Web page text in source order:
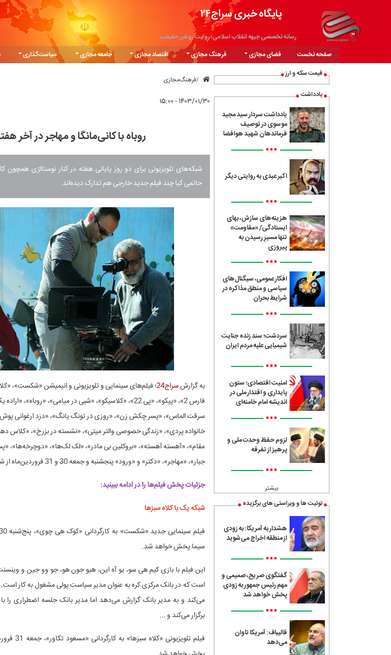
پایگاه خبری سراج۲۴
رسانه تخصصی جبهه انقلاب اسلامی؛ روایت روشن حقیقت
صفحه نخست فضای مجازی فرهنگ مجازی اقتصاد مجازی جامعه مجازی سیاست‌گذاری
قیمت سکه و ارز
یادداشت
یادداشت سردار سید مجید
موسوی در توصیف
فرماندهان شهید هوافضا
•••
اکبر عبدی به روایتی دیگر
•••
هزینه‌های سازش، بهای
ایستادگی/ «مقاومت»
تنها مسیرِ رسیدن به
پیروزی
•••
افکار عمومی، سیگنال‌های
سیاسی و منطق مذاکره در
شرایط بحران
•••
سردشت؛ سند زنده جنایت
شیمیایی علیه مردم ایران
•••
امنیت اقتصادی؛ ستون
پایداری و اقتدار ملی در
اندیشه امام خامنه‌ای
•••
لزوم حفظ وحدت ملی و
پرهیز از تفرقه
•••
بیشتر
توئیت ها و ویراستی های برگزیده
هشدار به آمریکا: به زودی
از منطقه اخراج می‌شوید
•••
گفتگوی صریح، صمیمی و
مهم رئیس جمهور به زودی
پخش خواهد شد
•••
قالیباف: آمریکا تاوان
می‌دهد
فرهنگ‌مجازی
۱۴۰۳/۰۱/۳۰ - ۱۵:۰۰
روباه با کانی‌مانگا و مهاجر در آخر
شبکه‌های تلویزیونی برای دو روز پایانی هفته در کنار نوستالژی همچون
حاتمی کیا چند فیلم جدید خارجی هم تدارک دیده‌اند.
به گزارشسراج24
؛ فیلم‌های سینمایی و تلویزیونی و انیمیشن «شکست»،
فارس 2»، «پیکو»، «پی 22»، «کلاسیکو»، «شبی در میامی»،
سرقت الماس»، «پسر چکش زن»، «روزی در تونگ یانگ»، «دزد ارغوانی
خانواده پردی»، «زندگی خصوصی والتر میتی»، «نشسته در بزرخ»، «کلاس
مقام»، «آهسته آهسته»، «بروکلین بی مادر»، «لک لک‌ها»، «دوچرخه‌ها»،
جبار»، «مهاجر»، «دکتر» و «ورود» پنجشنبه و جمعه 30 و 31 فروردین‌ماه از شبکه‌های سیما روی آنتن می‌رود.
جزئیات پخش فیلم‌ها را در ادامه ببینید:
شبکه یک با کلاه سبزها
سیما پخش خواهد شد.
این فیلم با بازی کیم هی سو، یو آه این، هیو جون هو، جو وو جین و
است که در بانک مرکزی کره به عنوان مدیر سیاست پولی مشغول به کار
می‌کند و به مدیر بانک گزارش می‌دهد اما مدیر بانک جلسه اضطراری را
برگزار می‌کند و ...